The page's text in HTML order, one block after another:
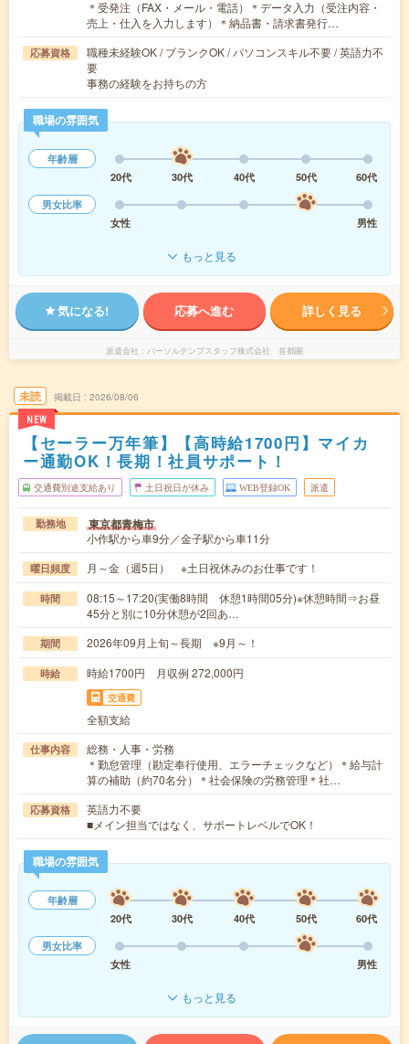
＊受発注（FAX・メール・電話）＊データ入力（受注内容・
売上・仕入を入力します）＊納品書・請求書発行…
応募資格
職種未経験OK / ブランクOK / パソコンスキル不要 / 英語力不
要
事務の経験をお持ちの方
職場の雰囲気
年齢層
20代
30代 40代 50代
60代
男女比率
女性
男性
もっと見る
気になる! 応募へ進む 詳しく見る
派遣会社 パーソルテンプスタッフ株式会社 首都圏
未読
NEW
掲載日 2026/08/06
【セーラー万年筆】【高時給1700円】マイカ
ー通勤OK！長期！社員サポート！
交通費別途支給あり 土日祝日が休み WEB登録OK 派遣
勤務地 東京都青梅市
小作駅から車9分／金子駅から車11分
曜日頻度 月～金（週5日） ※土日祝休みのお仕事です！
時間
08:15～17:20(実働8時間 休憩1時間05分)※休憩時間⇒お昼
45分と別に10分休憩が2回あ…
期間 2026年09月上旬～長期 ※9月～！
時給 時給1700円 月収例 272,000円
交通費
全額支給
仕事内容
総務・人事・労務
＊勤怠管理（勘定奉行使用、エラーチェックなど）＊給与計
算の補助（約70名分）＊社会保険の労務管理＊社…
応募資格
英語力不要
■メイン担当ではなく、サポートレベルでOK！
職場の雰囲気
年齢層
20代
30代 40代 50代
60代
男女比率
女性
男性
もっと見る